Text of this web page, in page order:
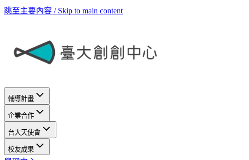
跳至主要內容 / Skip to main content
輔導計畫
企業合作
台大天使會
校友成果